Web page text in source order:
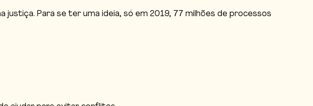
justiça. Para se ter uma ideia, só em 2019, 77 milhões de processos